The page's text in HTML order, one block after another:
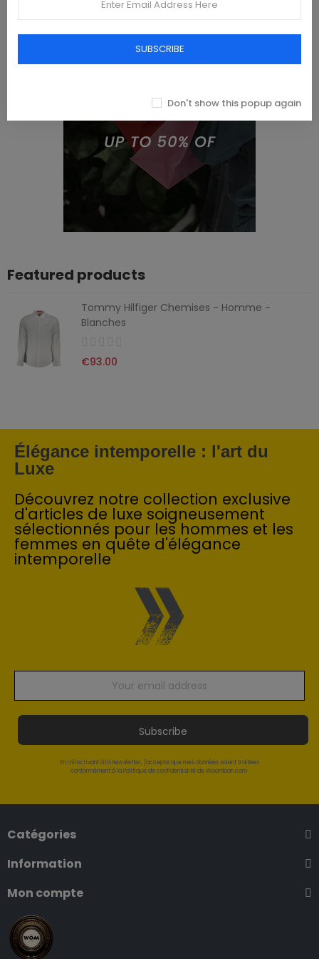
Featured products
Tommy Hilfiger Chemises - Homme -
Blanches
€93.00
Élégance intemporelle : l'art du
Luxe
Découvrez notre collection exclusive
d'articles de luxe soigneusement
sélectionnés pour les hommes et les
femmes en quête d'élégance
intemporelle
Subscribe
En m'inscrivant à la newsletter, j'accepte que mes données soient traitées
conformément à la Politique de confidentialité de Woomban.com.
Catégories
Information
Mon compte
SUBSCRIBE
Don't show this popup again